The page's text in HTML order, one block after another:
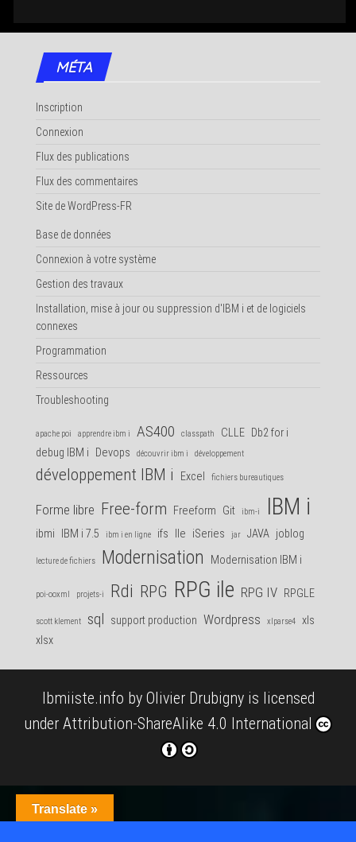
MÉTA
Inscription
Connexion
Flux des publications
Flux des commentaires
Site de WordPress-FR
Base de données
Connexion à votre système
Gestion des travaux
Installation, mise à jour ou suppression d'IBM i et de logiciels
connexes
Programmation
Ressources
Troubleshooting
apache poi apprendre ibm i AS400 classpath CLLE Db2 for i
debug IBM i
Devops découvrir ibm i développement
développement IBM i Excel fichiers bureautiques
Forme libre Free-form Freeform Git ibm-i IBM i
ibmi IBM i 7.5 ibm i en ligne ifs Ile iSeries jar JAVA joblog
lecture de fichiers Modernisation Modernisation IBM i
poi-ooxml projets-i Rdi RPG RPG ile RPG IV RPGLE
scott klement sql support production Wordpress xlparse4
xls
xlsx
Ibmiiste.info by Olivier Drubignyis licensed
under Attribution-ShareAlike 4.0 International
Translate »